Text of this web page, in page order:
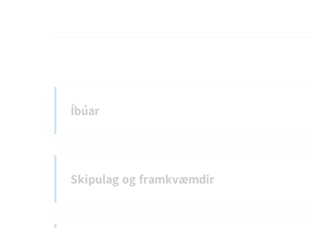
Íbúar
Skipulag og framkvæmdir